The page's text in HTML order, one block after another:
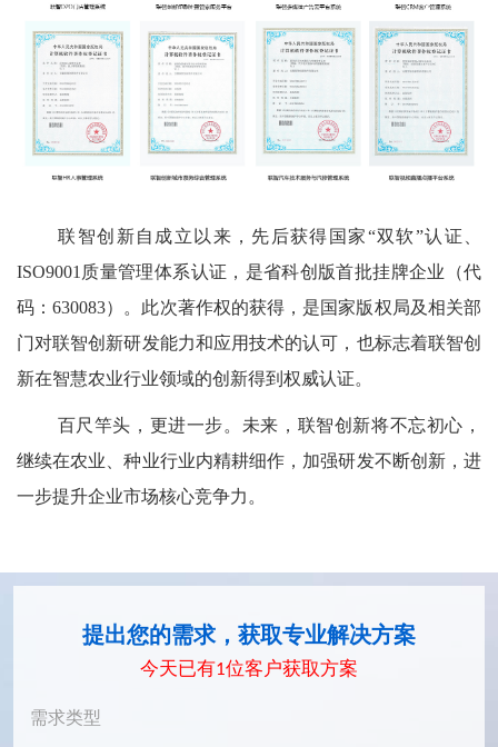
联智创新自成立以来，先后获得国家“双软”认证、
ISO9001质量管理体系认证，是省科创版首批挂牌企业（代
码：630083）。此次著作权的获得，是国家版权局及相关部
门对联智创新研发能力和应用技术的认可，也标志着联智创
新在智慧农业行业领域的创新得到权威认证。
百尺竿头，更进一步。未来， 联智创新将不忘初心，
继续在农业、种业行业内精耕细作，加强研发不断创新，进
一步提升企业市场核心竞争力 。
提出您的需求，获取专业解决方案
今天已有1位客户获取方案
需求类型